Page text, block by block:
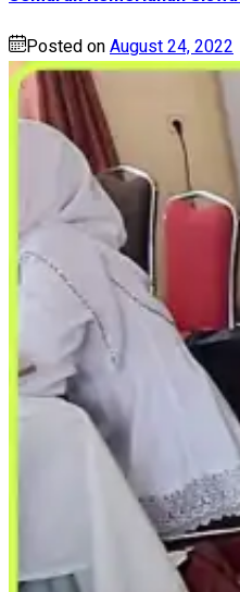
Posted onAugust 24, 2022